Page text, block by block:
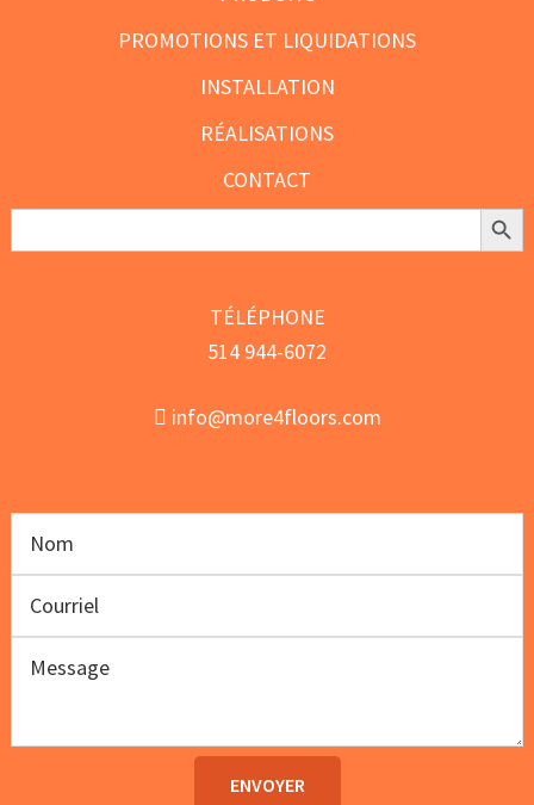
PROMOTIONS ET LIQUIDATIONS
INSTALLATION
RÉALISATIONS
CONTACT
Search
Search
TÉLÉPHONE
514 944-6072
info@more4floors.com